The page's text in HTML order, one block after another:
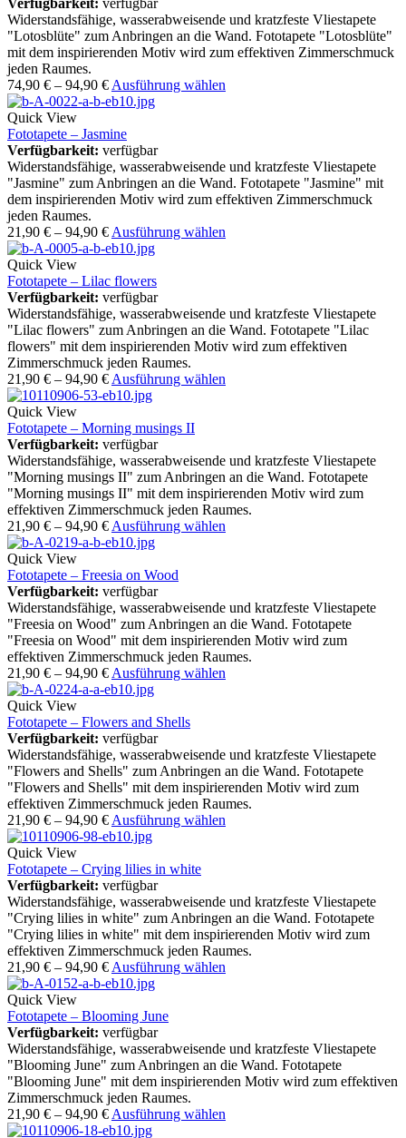
Verfügbarkeit: verfügbar
Widerstandsfähige, wasserabweisende und kratzfeste Vliestapete
"Lotosblüte" zum Anbringen an die Wand. Fototapete "Lotosblüte"
mit dem inspirierenden Motiv wird zum effektiven Zimmerschmuck
jeden Raumes.
74,90 € – 94,90 € Ausführung wählen
Quick View
Fototapete – Jasmine
Verfügbarkeit: verfügbar
Widerstandsfähige, wasserabweisende und kratzfeste Vliestapete
"Jasmine" zum Anbringen an die Wand. Fototapete "Jasmine" mit
dem inspirierenden Motiv wird zum effektiven Zimmerschmuck
jeden Raumes.
21,90 € – 94,90 € Ausführung wählen
Quick View
Fototapete – Lilac flowers
Verfügbarkeit: verfügbar
Widerstandsfähige, wasserabweisende und kratzfeste Vliestapete
"Lilac flowers" zum Anbringen an die Wand. Fototapete "Lilac
flowers" mit dem inspirierenden Motiv wird zum effektiven
Zimmerschmuck jeden Raumes.
21,90 € – 94,90 € Ausführung wählen
Quick View
Fototapete – Morning musings II
Verfügbarkeit: verfügbar
Widerstandsfähige, wasserabweisende und kratzfeste Vliestapete
"Morning musings II" zum Anbringen an die Wand. Fototapete
"Morning musings II" mit dem inspirierenden Motiv wird zum
effektiven Zimmerschmuck jeden Raumes.
21,90 € – 94,90 € Ausführung wählen
Quick View
Fototapete – Freesia on Wood
Verfügbarkeit: verfügbar
Widerstandsfähige, wasserabweisende und kratzfeste Vliestapete
"Freesia on Wood" zum Anbringen an die Wand. Fototapete
"Freesia on Wood" mit dem inspirierenden Motiv wird zum
effektiven Zimmerschmuck jeden Raumes.
21,90 € – 94,90 € Ausführung wählen
Quick View
Fototapete – Flowers and Shells
Verfügbarkeit: verfügbar
Widerstandsfähige, wasserabweisende und kratzfeste Vliestapete
"Flowers and Shells" zum Anbringen an die Wand. Fototapete
"Flowers and Shells" mit dem inspirierenden Motiv wird zum
effektiven Zimmerschmuck jeden Raumes.
21,90 € – 94,90 € Ausführung wählen
Quick View
Fototapete – Crying lilies in white
Verfügbarkeit: verfügbar
Widerstandsfähige, wasserabweisende und kratzfeste Vliestapete
"Crying lilies in white" zum Anbringen an die Wand. Fototapete
"Crying lilies in white" mit dem inspirierenden Motiv wird zum
effektiven Zimmerschmuck jeden Raumes.
21,90 € – 94,90 € Ausführung wählen
Quick View
Fototapete – Blooming June
Verfügbarkeit: verfügbar
Widerstandsfähige, wasserabweisende und kratzfeste Vliestapete
"Blooming June" zum Anbringen an die Wand. Fototapete
"Blooming June" mit dem inspirierenden Motiv wird zum effektiven
Zimmerschmuck jeden Raumes.
21,90 € – 94,90 € Ausführung wählen